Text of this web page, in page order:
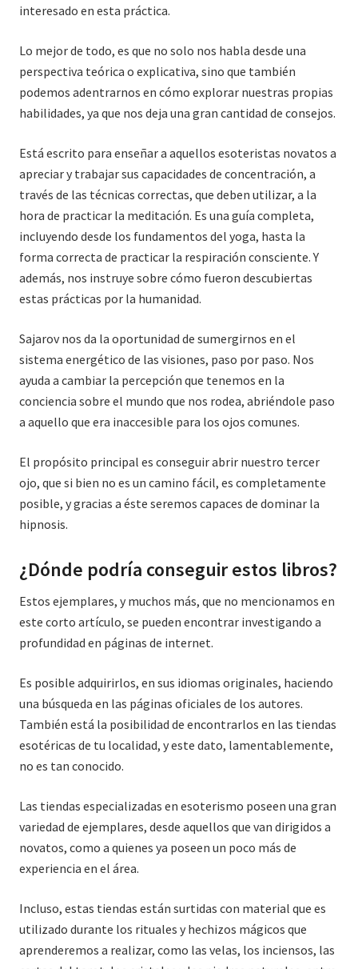
interesado en esta práctica.
Lo mejor de todo, es que no solo nos habla desde una
perspectiva teórica o explicativa, sino que también
podemos adentrarnos en cómo explorar nuestras propias
habilidades, ya que nos deja una gran cantidad de consejos.
Está escrito para enseñar a aquellos esoteristas novatos a
apreciar y trabajar sus capacidades de concentración, a
través de las técnicas correctas, que deben utilizar, a la
hora de practicar la meditación. Es una guía completa,
incluyendo desde los fundamentos del yoga, hasta la
forma correcta de practicar la respiración consciente. Y
además, nos instruye sobre cómo fueron descubiertas
estas prácticas por la humanidad.
Sajarov nos da la oportunidad de sumergirnos en el
sistema energético de las visiones, paso por paso. Nos
ayuda a cambiar la percepción que tenemos en la
conciencia sobre el mundo que nos rodea, abriéndole paso
a aquello que era inaccesible para los ojos comunes.
El propósito principal es conseguir abrir nuestro tercer
ojo, que si bien no es un camino fácil, es completamente
posible, y gracias a éste seremos capaces de dominar la
hipnosis.
¿Dónde podría conseguir estos libros?
Estos ejemplares, y muchos más, que no mencionamos en
este corto artículo, se pueden encontrar investigando a
profundidad en páginas de internet.
Es posible adquirirlos, en sus idiomas originales, haciendo
una búsqueda en las páginas oficiales de los autores.
También está la posibilidad de encontrarlos en las tiendas
esotéricas de tu localidad, y este dato, lamentablemente,
no es tan conocido.
Las tiendas especializadas en esoterismo poseen una gran
variedad de ejemplares, desde aquellos que van dirigidos a
novatos, como a quienes ya poseen un poco más de
experiencia en el área.
Incluso, estas tiendas están surtidas con material que es
utilizado durante los rituales y hechizos mágicos que
aprenderemos a realizar, como las velas, los inciensos, las